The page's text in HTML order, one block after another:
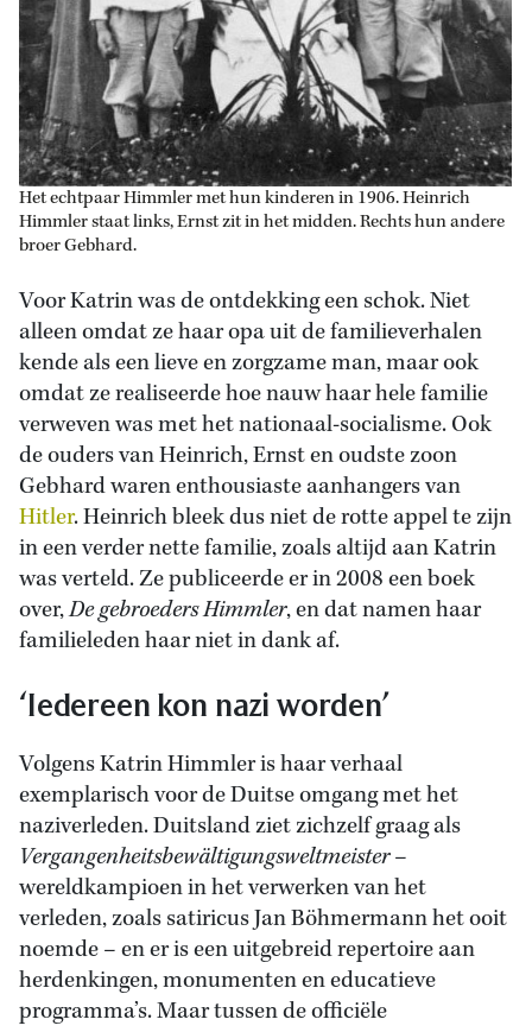
Het echtpaar Himmler met hun kinderen in 1906. Heinrich
Himmler staat links, Ernst zit in het midden. Rechts hun andere
broer Gebhard.
Voor Katrin was de ontdekking een schok. Niet
alleen omdat ze haar opa uit de familieverhalen
kende als een lieve en zorgzame man, maar ook
omdat ze realiseerde hoe nauw haar hele familie
verweven was met het nationaal-socialisme. Ook
de ouders van Heinrich, Ernst en oudste zoon
Gebhard waren enthousiaste aanhangers van
Hitler. Heinrich bleek dus niet de rotte appel te zijn
in een verder nette familie, zoals altijd aan Katrin
was verteld. Ze publiceerde er in 2008 een boek
over,De gebroeders Himmler, en dat namen haar
familieleden haar niet in dank af.
‘Iedereen kon nazi worden’
Volgens Katrin Himmler is haar verhaal
exemplarisch voor de Duitse omgang met het
naziverleden. Duitsland ziet zichzelf graag als
Vergangenheitsbewältigungsweltmeister–
wereldkampioen in het verwerken van het
verleden, zoals satiricus Jan Böhmermann het ooit
noemde – en er is een uitgebreid repertoire aan
herdenkingen, monumenten en educatieve
programma’s. Maar tussen de officiële